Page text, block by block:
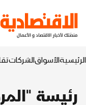
الرئيسيةالأسواقالشركات
رئيسة